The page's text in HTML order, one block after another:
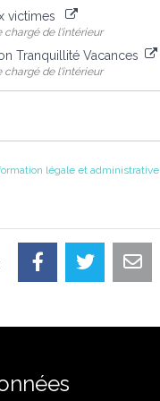
victimes
chargé de l'intérieur
Tranquillité Vacances
chargé de l'intérieur
légale et administrative